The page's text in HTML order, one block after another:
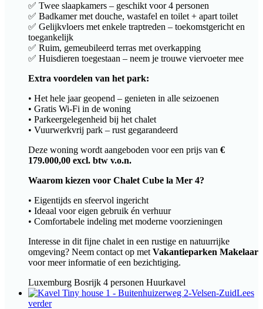
✅ Twee slaapkamers – geschikt voor 4 personen
✅ Badkamer met douche, wastafel en toilet + apart toilet
✅ Gelijkvloers met enkele traptreden – toekomstgericht en
toegankelijk
✅ Ruim, gemeubileerd terras met overkapping
✅ Huisdieren toegestaan – neem je trouwe viervoeter mee
Extra voordelen van het park:
• Het hele jaar geopend – genieten in alle seizoenen
• Gratis Wi-Fi in de woning
• Parkeergelegenheid bij het chalet
• Vuurwerkvrij park – rust gegarandeerd
Deze woning wordt aangeboden voor een prijs van €
179.000,00 excl. btw v.o.n.
Waarom kiezen voor Chalet Cube la Mer 4?
• Eigentijds en sfeervol ingericht
• Ideaal voor eigen gebruik én verhuur
• Comfortabele indeling met moderne voorzieningen
Interesse in dit fijne chalet in een rustige en natuurrijke
omgeving? Neem contact op met Vakantieparken Makelaar
voor meer informatie of een bezichtiging.
Luxemburg Bosrijk 4 personen Huurkavel
Lees
verder